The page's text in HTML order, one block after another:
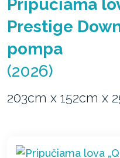
Pripučiama
Prestige
pompa
(2026)
203cm x 152cm x